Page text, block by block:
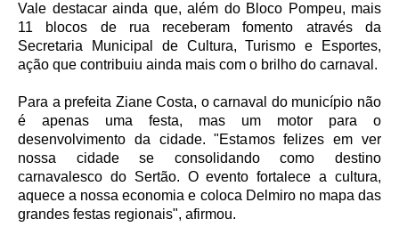
Vale destacar ainda que, além do Bloco Pompeu, mais
11 blocos de rua receberam fomento através da
Secretaria Municipal de Cultura, Turismo e Esportes,
ação que contribuiu ainda mais com o brilho do carnaval.
Para a prefeita Ziane Costa, o carnaval do município não
é apenas uma festa, mas um motor para o
desenvolvimento da cidade. "Estamos felizes em ver
nossa cidade se consolidando como destino
carnavalesco do Sertão. O evento fortalece a cultura,
aquece a nossa economia e coloca Delmiro no mapa das
grandes festas regionais", afirmou.